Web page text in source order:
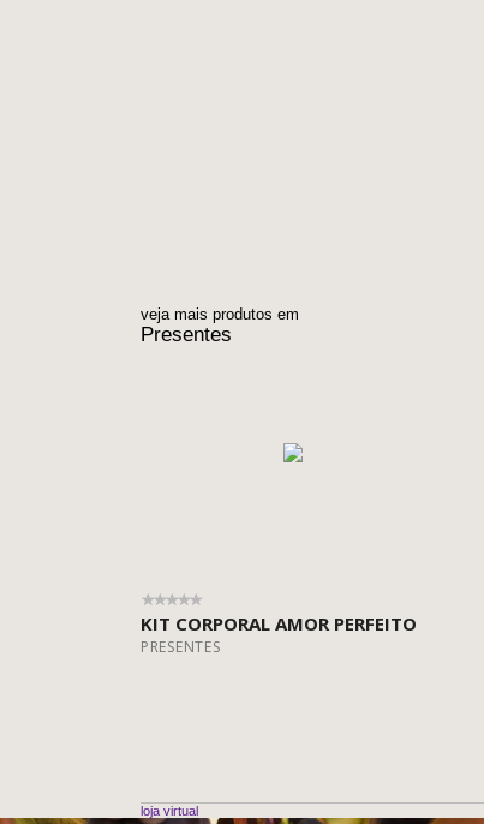
veja mais produtos em
Presentes
KIT CORPORAL AMOR PERFEITO
PRESENTES
loja virtual